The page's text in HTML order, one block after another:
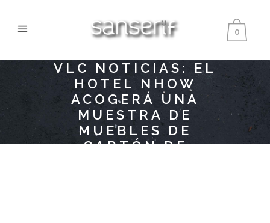
0
VLC NOTICIAS: EL
HOTEL NHOW
ACOGERÁ UNA
MUESTRA DE
MUEBLES DE
CARTÓN DE